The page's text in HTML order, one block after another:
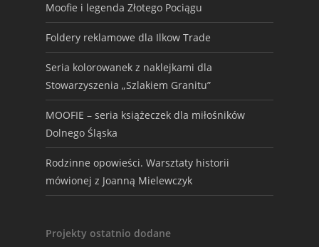
Moofie i legenda Złotego Pociągu
Foldery reklamowe dla Ilkow Trade
Seria kolorowanek z naklejkami dla
Stowarzyszenia „Szlakiem Granitu”
MOOFIE – seria książeczek dla miłośników
Dolnego Śląska
Rodzinne opowieści. Warsztaty historii
mówionej z Joanną Mielewczyk
Projekty ostatnio dodane